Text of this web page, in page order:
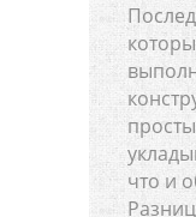
что и